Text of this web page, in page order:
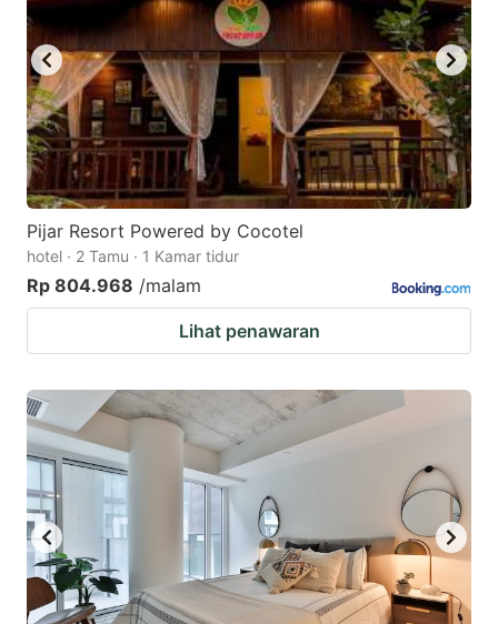
Pijar Resort Powered by Cocotel
hotel · 2 Tamu · 1 Kamar tidur
Rp 804.968 /malam
Lihat penawaran